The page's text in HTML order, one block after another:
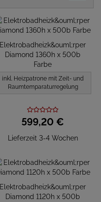
Elektrobadheizk&ouml;rper
Diamond 1360h x 500b
Farbe
inkl. Heizpatrone mit Zeit- und
Raumtemparaturregelung
599,20 €
Lieferzeit 3-4 Wochen
Elektrobadheizk&ouml;rper
Diamond 1120h x 500b